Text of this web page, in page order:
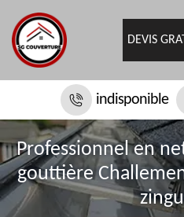
DEVIS
indisponible
Professionnel en
gouttière